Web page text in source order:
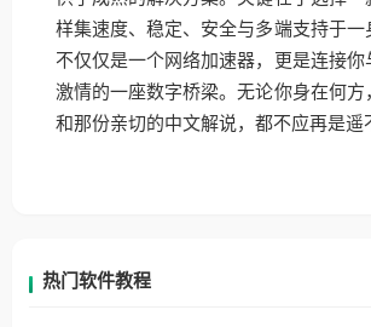
样集速度、稳定、安全与多端支持于一
不仅仅是一个网络加速器，更是连接你
激情的一座数字桥梁。无论你身在何方
和那份亲切的中文解说，都不应再是遥
热门软件教程